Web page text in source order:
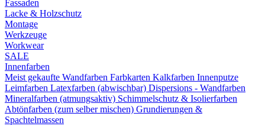
Fassaden
Lacke & Holzschutz
Montage
Werkzeuge
Workwear
SALE
Innenfarben
Meist gekaufte Wandfarben Farbkarten Kalkfarben Innenputze
Leimfarben Latexfarben (abwischbar) Dispersions - Wandfarben
Mineralfarben (atmungsaktiv) Schimmelschutz & Isolierfarben
Abtönfarben (zum selber mischen) Grundierungen &
Spachtelmassen